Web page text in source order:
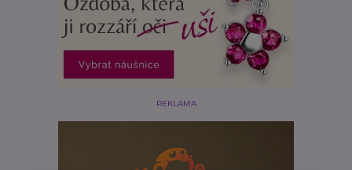
REKLAMA